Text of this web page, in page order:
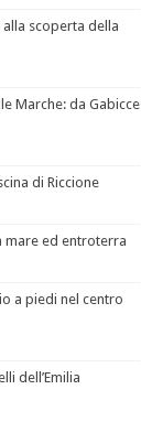
alla scoperta della
Marche: da Gabicce
di Riccione
mare ed entroterra
a piedi nel centro
dell’Emilia